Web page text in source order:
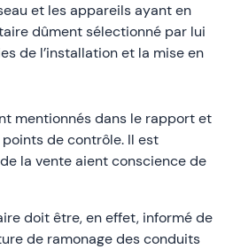
et les appareils ayant en
dûment sélectionné par lui
de l’installation et la mise en
mentionnés dans le rapport et
de contrôle. Il est
la vente aient conscience de
doit être, en effet, informé de
de ramonage des conduits